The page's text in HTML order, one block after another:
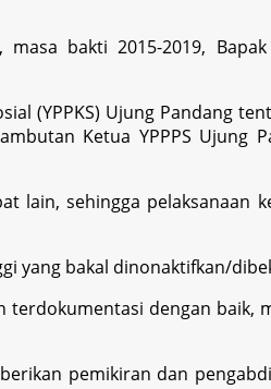
masa bakti 2015-2019,
(YPPKS) Ujung Pandang
Ketua YPPPS Ujung
lain, sehingga pelaksanaan
yang bakal dinonaktifkan/
dengan baik,
pemikiran dan